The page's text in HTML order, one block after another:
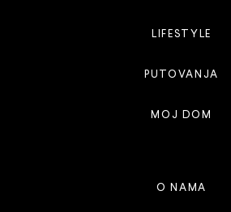
LIFESTYLE
PUTOVANJA
MOJ DOM
O NAMA